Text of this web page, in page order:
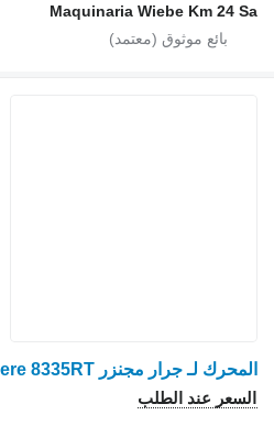
Maquinaria Wiebe Km 24 Sa
المحرك لـ جرار مجنزر John Deere 8335RT
السعر عند الطلب